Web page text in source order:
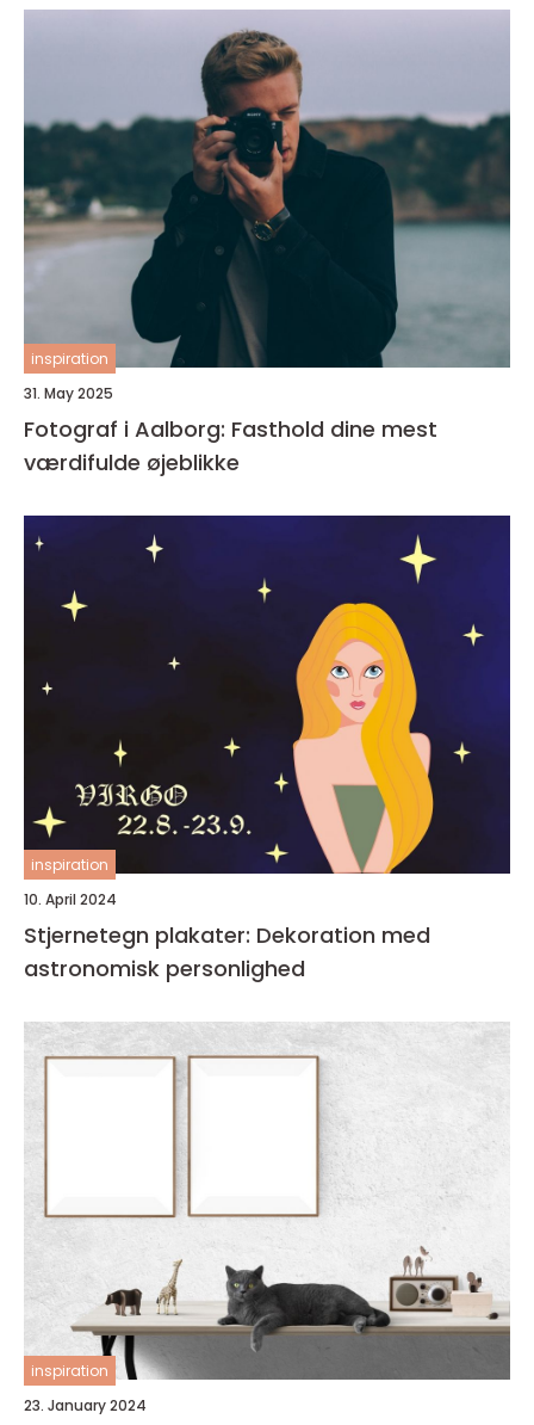
inspiration
31. May 2025
Fotograf i Aalborg: Fasthold dine mest
værdifulde øjeblikke
inspiration
10. April 2024
Stjernetegn plakater: Dekoration med
astronomisk personlighed
inspiration
23. January 2024